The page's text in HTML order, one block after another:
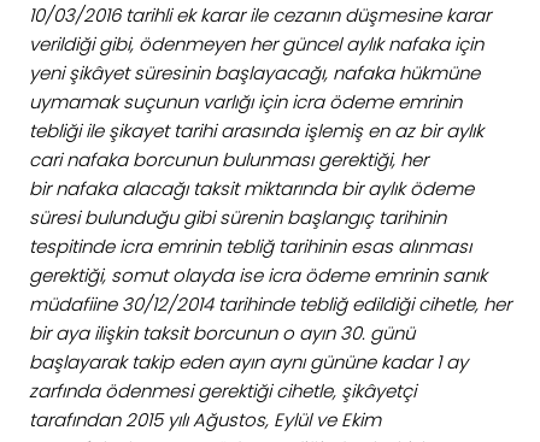
10/03/2016 tarihli ek karar ile cezanın düşmesine karar
verildiği gibi, ödenmeyen her güncel aylık nafaka için
yeni şikâyet süresinin başlayacağı, nafaka hükmüne
uymamak suçunun varlığı için icra ödeme emrinin
tebliği ile şikayet tarihi arasında işlemiş en az bir aylık
cari nafaka borcunun bulunması gerektiği, her
bir nafaka alacağı taksit miktarında bir aylık ödeme
süresi bulunduğu gibi sürenin başlangıç tarihinin
tespitinde icra emrinin tebliğ tarihinin esas alınması
gerektiği, somut olayda ise icra ödeme emrinin sanık
müdafiine 30/12/2014 tarihinde tebliğ edildiği cihetle, her
bir aya ilişkin taksit borcunun o ayın 30. günü
başlayarak takip eden ayın aynı gününe kadar 1 ay
zarfında ödenmesi gerektiği cihetle, şikâyetçi
tarafından 2015 yılı Ağustos, Eylül ve Ekim